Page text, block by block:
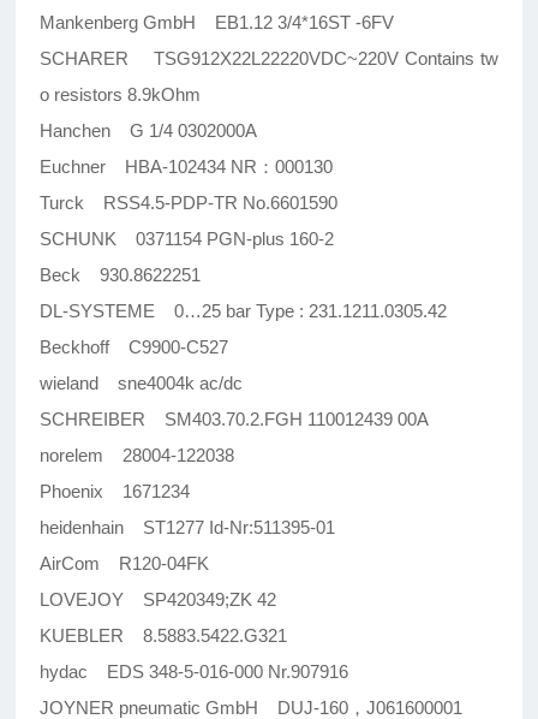
Mankenberg GmbH EB1.12 3/4*16ST -6FV
SCHARER TSG912X22L22220VDC~220V Contains tw
o resistors 8.9kOhm
Hanchen G 1/4 0302000A
Euchner HBA-102434 NR：000130
Turck RSS4.5-PDP-TR No.6601590
SCHUNK 0371154 PGN-plus 160-2
Beck 930.8622251
DL-SYSTEME 0…25 bar Type : 231.1211.0305.42
Beckhoff C9900-C527
wieland sne4004k ac/dc
SCHREIBER SM403.70.2.FGH 110012439 00A
norelem 28004-122038
Phoenix 1671234
heidenhain ST1277 Id-Nr:511395-01
AirCom R120-04FK
LOVEJOY SP420349;ZK 42
KUEBLER 8.5883.5422.G321
hydac EDS 348-5-016-000 Nr.907916
JOYNER pneumatic GmbH DUJ-160，J061600001